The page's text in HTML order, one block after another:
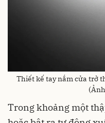
Thiết kế tay nắm cửa trở
Trong khoảng một